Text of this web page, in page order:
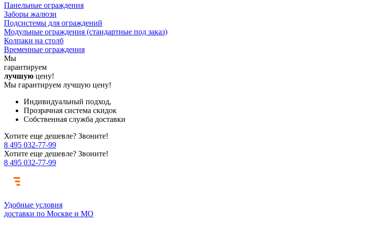
Панельные ограждения
Заборы жалюзи
Подсистемы для ограждений
Модульные ограждения (стандартные под заказ)
Колпаки на столб
Временные ограждения
Мы
гарантируем
лучшую цену!
Мы гарантируем лучшую цену!
Индивидуальный подход,
Прозрачная система скидок
Собственная служба доставки
Хотите еще дешевле? Звоните!
8 495 032-77-99
Хотите еще дешевле? Звоните!
8 495 032-77-99
Удобные условия
доставки по Москве и МО